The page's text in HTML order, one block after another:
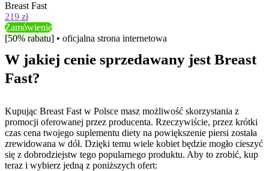
Breast Fast
219 zł
Zamówienie
[50% rabatu] • oficjalna strona internetowa
W jakiej cenie sprzedawany jest Breast
Fast?
Kupując Breast Fast w Polsce masz możliwość skorzystania z
promocji oferowanej przez producenta. Rzeczywiście, przez krótki
czas cena twojego suplementu diety na powiększenie piersi została
zrewidowana w dół. Dzięki temu wiele kobiet będzie mogło cieszyć
się z dobrodziejstw tego popularnego produktu. Aby to zrobić, kup
teraz i wybierz jedną z poniższych ofert: